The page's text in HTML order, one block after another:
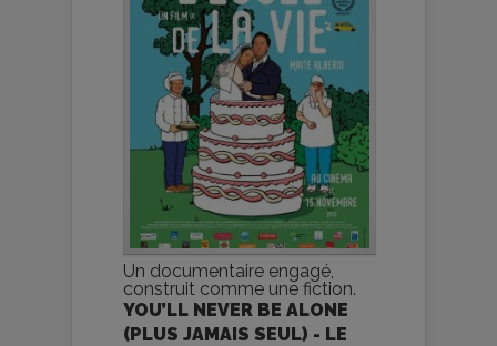
Un documentaire engagé,
construit comme une fiction.
YOU’LL NEVER BE ALONE
(PLUS JAMAIS SEUL) - LE